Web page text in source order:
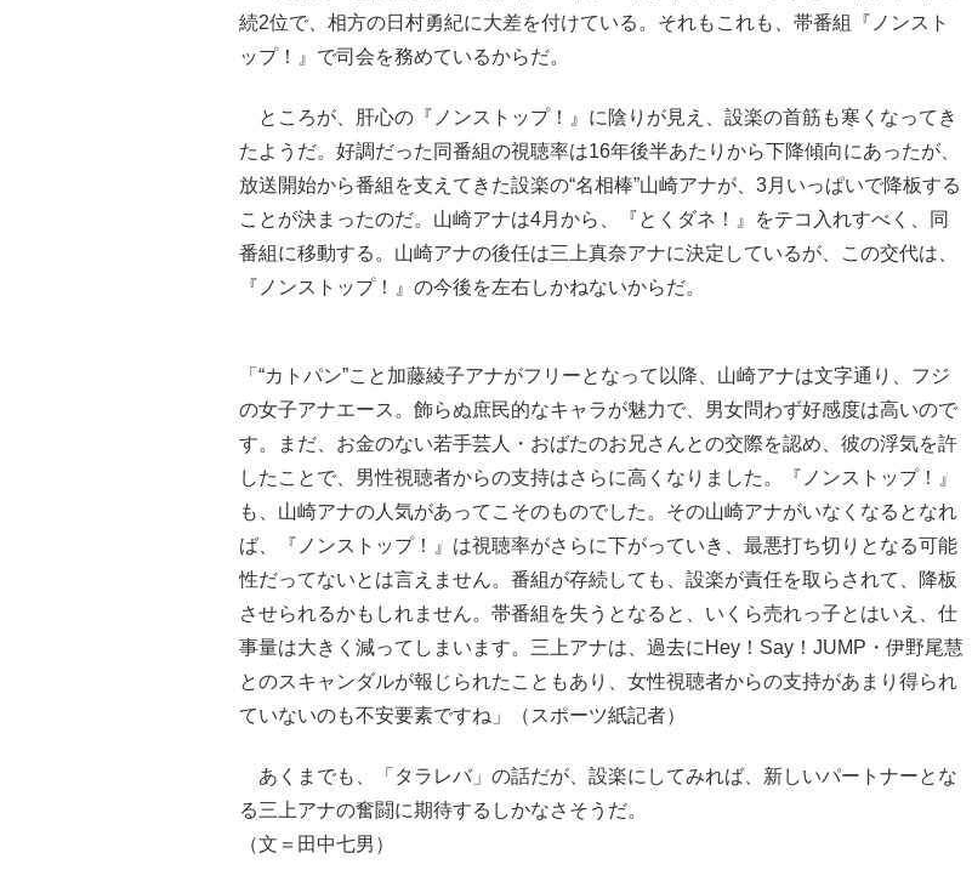
続2位で、相方の日村勇紀に大差を付けている。それもこれも、帯番組『ノンスト
ップ！』で司会を務めているからだ。
ところが、肝心の『ノンストップ！』に陰りが見え、設楽の首筋も寒くなってき
たようだ。好調だった同番組の視聴率は16年後半あたりから下降傾向にあったが、
放送開始から番組を支えてきた設楽の“名相棒”山崎アナが、3月いっぱいで降板する
ことが決まったのだ。山崎アナは4月から、『とくダネ！』をテコ入れすべく、同
番組に移動する。山崎アナの後任は三上真奈アナに決定しているが、この交代は、
『ノンストップ！』の今後を左右しかねないからだ。
「“カトパン”こと加藤綾子アナがフリーとなって以降、山崎アナは文字通り、フジ
の女子アナエース。飾らぬ庶民的なキャラが魅力で、男女問わず好感度は高いので
す。まだ、お金のない若手芸人・おばたのお兄さんとの交際を認め、彼の浮気を許
したことで、男性視聴者からの支持はさらに高くなりました。『ノンストップ！』
も、山崎アナの人気があってこそのものでした。その山崎アナがいなくなるとなれ
ば、『ノンストップ！』は視聴率がさらに下がっていき、最悪打ち切りとなる可能
性だってないとは言えません。番組が存続しても、設楽が責任を取らされて、降板
させられるかもしれません。帯番組を失うとなると、いくら売れっ子とはいえ、仕
事量は大きく減ってしまいます。三上アナは、過去にHey！Say！JUMP・伊野尾慧
とのスキャンダルが報じられたこともあり、女性視聴者からの支持があまり得られ
ていないのも不安要素ですね」（スポーツ紙記者）
あくまでも、「タラレバ」の話だが、設楽にしてみれば、新しいパートナーとな
る三上アナの奮闘に期待するしかなさそうだ。
（文＝田中七男）